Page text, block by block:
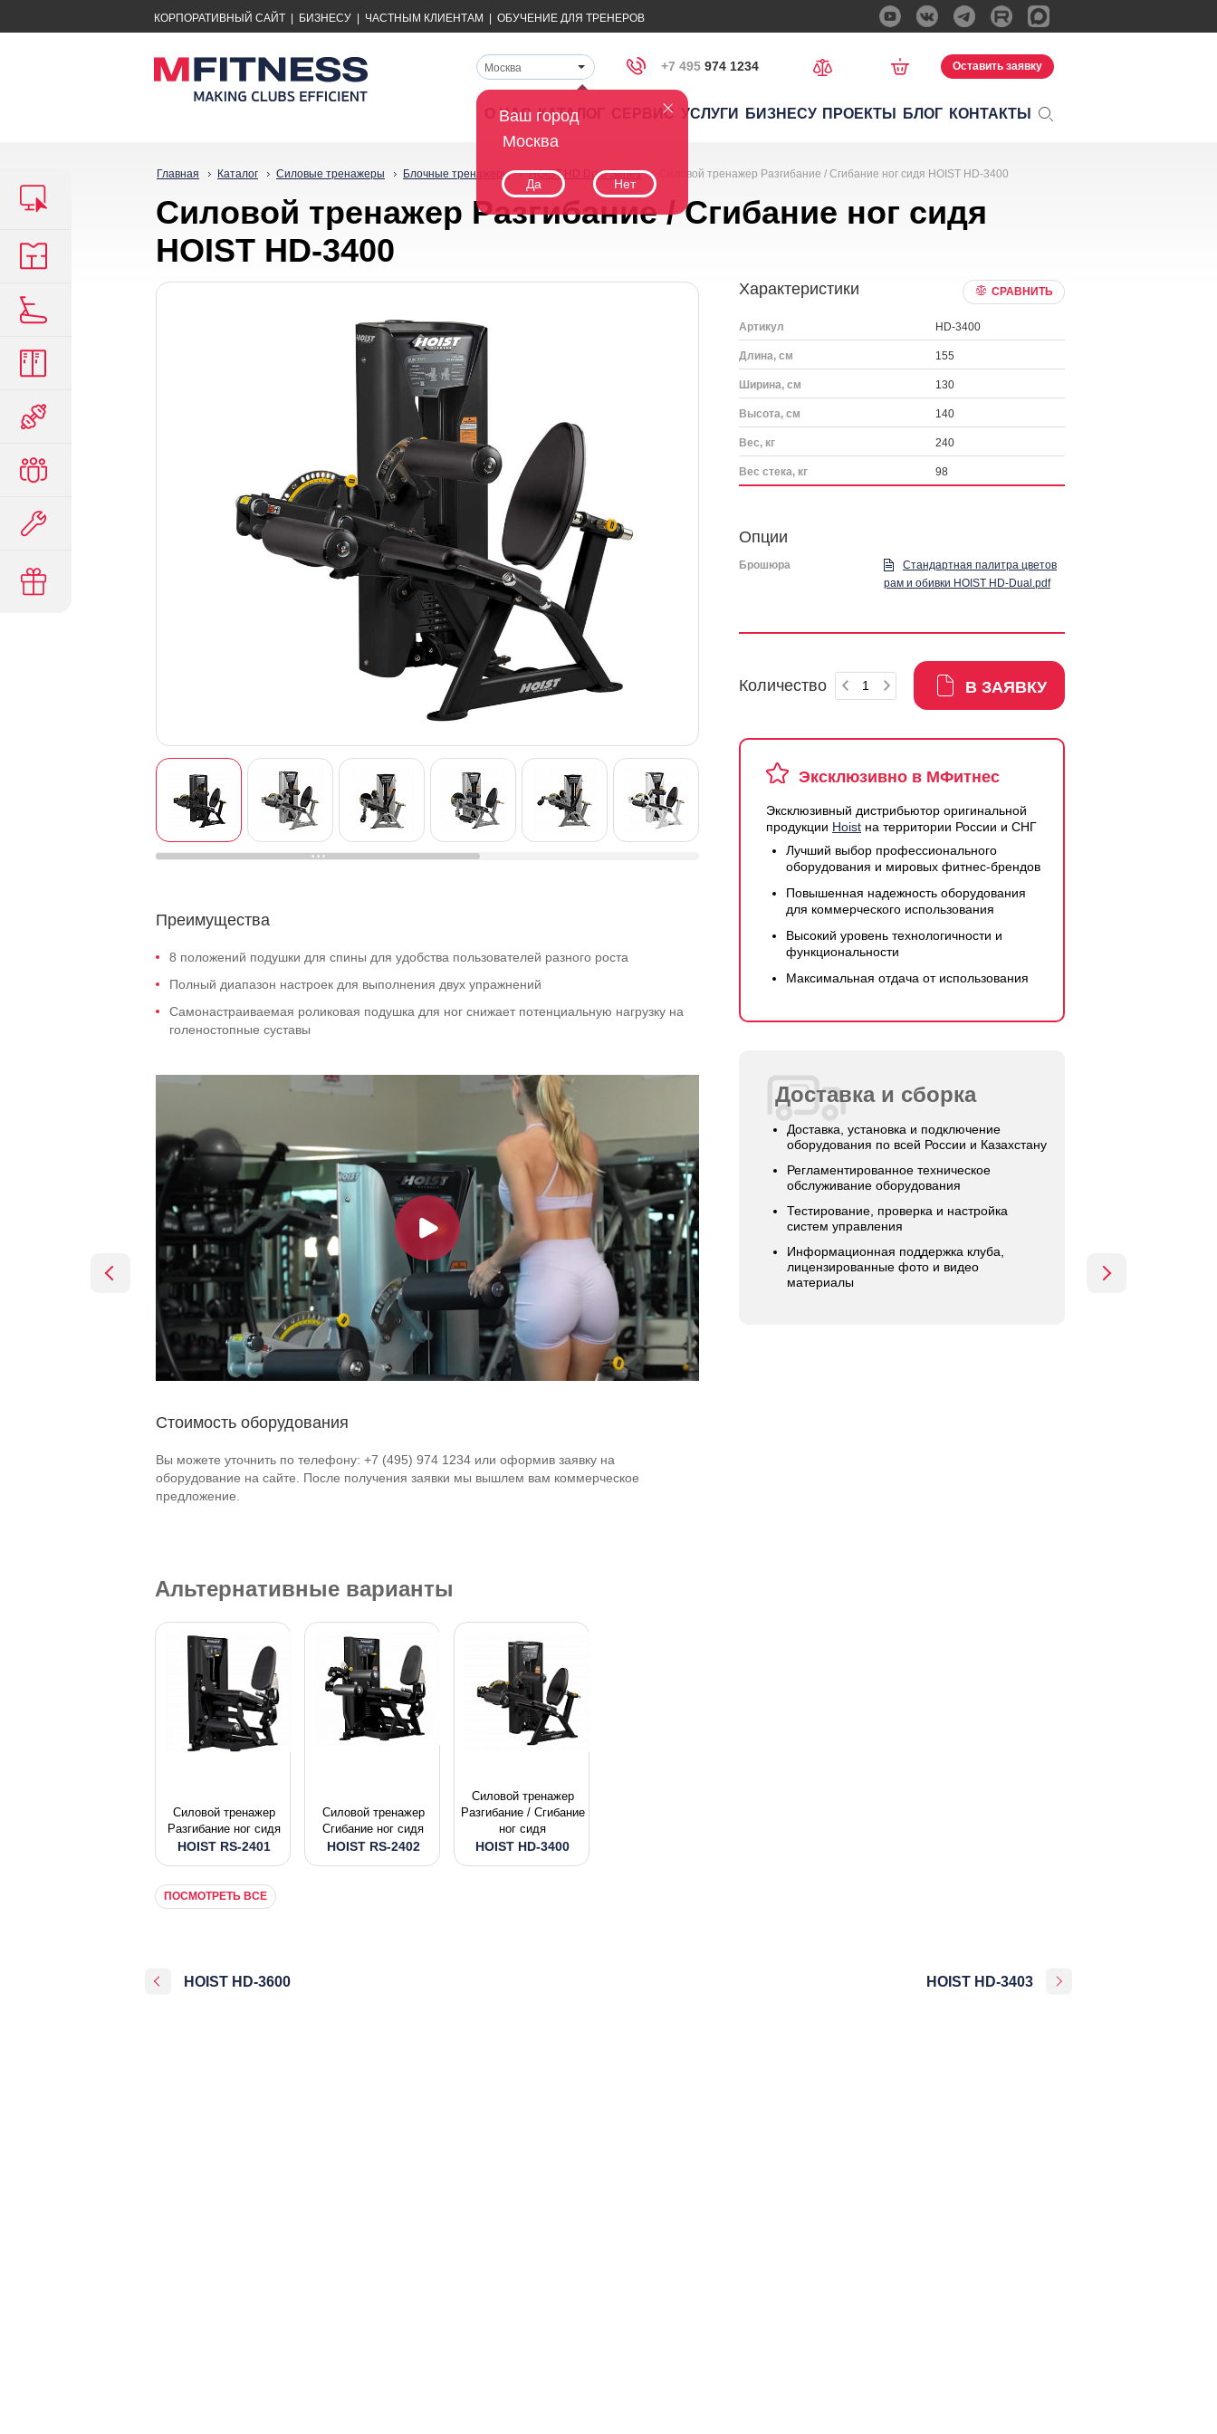
КОРПОРАТИВНЫЙ САЙТ БИЗНЕСУ ЧАСТНЫМ КЛИЕНТАМ ОБУЧЕНИЕ ДЛЯ ТРЕНЕРОВ
Ваш город
Москва
Да Нет
Москва +7 495 974 1234 Оставить заявку
О НАС КАТАЛОГ СЕРВИС УСЛУГИ БИЗНЕСУ ПРОЕКТЫ БЛОГ КОНТАКТЫ
Главная Каталог Силовые тренажеры Блочные тренажеры HOIST HD Dual Series Силовой тpeнaжep Разгибание / Сгибание ног сидя HOIST HD-3400
Силовой тpeнaжep Разгибание / Сгибание ног сидя
HOIST HD-3400
Характеристики СРАВНИТЬ
Артикул HD-3400
Длина, см 155
Ширина, см 130
Высота, см 140
Вес, кг 240
Вес стека, кг 98
Опции
Брошюра
Стандартная палитра цветов
рам и обивки HOIST HD-Dual.pdf
Количество В ЗАЯВКУ
Эксклюзивно в МФитнес
Эксклюзивный дистрибьютор оригинальной
продукции Hoist на территории России и СНГ
Лучший выбор профессионального
оборудования и мировых фитнес-брендов
Повышенная надежность оборудования
для коммерческого использования
Высокий уровень технологичности и
функциональности
Максимальная отдача от использования
Доставка и сборка
Доставка, установка и подключение
оборудования по всей России и Казахстану
Регламентированное техническое
обслуживание оборудования
Тестирование, проверка и настройка
систем управления
Информационная поддержка клуба,
лицензированные фото и видео
материалы
Преимущества
8 положений подушки для спины для удобства пользователей разного роста
Полный диапазон настроек для выполнения двух упражнений
Самонастраиваемая роликовая подушка для ног снижает потенциальную нагрузку на
голеностопные суставы
Стоимость оборудования
Вы можете уточнить по телефону: +7 (495) 974 1234 или оформив заявку на
оборудование на сайте. После получения заявки мы вышлем вам коммерческое
предложение.
Альтернативные варианты
Силовой тренажер
Разгибание ног сидя
HOIST RS-2401
Силовой тренажер
Сгибание ног сидя
HOIST RS-2402
Силовой тpeнaжep
Разгибание / Сгибание
ног сидя
HOIST HD-3400
ПОСМОТРЕТЬ ВСЕ
HOIST HD-3600 HOIST HD-3403